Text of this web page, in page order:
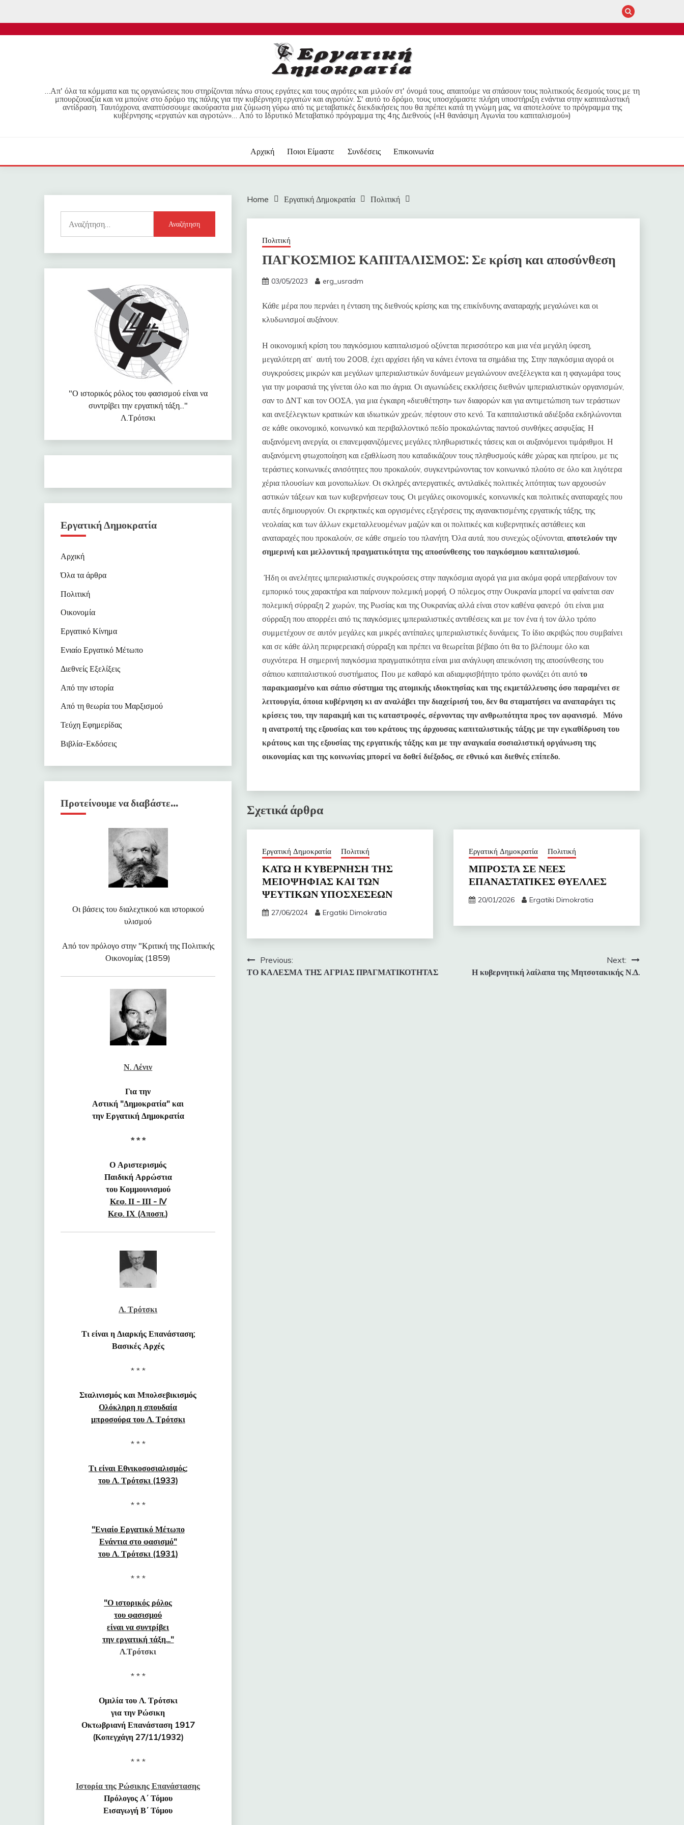
…Απ' όλα τα κόμματα και τις οργανώσεις που στηρίζονται πάνω στους εργάτες και τους αγρότες και μιλούν στ' όνομά τους, απαιτούμε να σπάσουν τους πολιτικούς δεσμούς τους με τη
μπουρζουαζία και να μπούνε στο δρόμο της πάλης για την κυβέρνηση εργατών και αγροτών. Σ' αυτό το δρόμο, τους υποσχόμαστε πλήρη υποστήριξη ενάντια στην καπιταλιστική
αντίδραση. Ταυτόχρονα, αναπτύσσουμε ακούραστα μια ζύμωση γύρω από τις μεταβατικές διεκδικήσεις που θα πρέπει κατά τη γνώμη μας, να αποτελούνε το πρόγραμμα της
κυβέρνησης «εργατών και αγροτών»… Από το Ιδρυτικό Μεταβατικό πρόγραμμα της 4ης Διεθνούς («Η θανάσιμη Αγωνία του καπιταλισμού»)
Αρχική Ποιοι Είμαστε Συνδέσεις Επικοινωνία
Home Εργατική Δημοκρατία Πολιτική
Πολιτική
ΠΑΓΚΟΣΜΙΟΣ ΚΑΠΙΤΑΛΙΣΜΟΣ: Σε κρίση και αποσύνθεση
03/05/2023 erg_usradm
Κάθε μέρα που περνάει η ένταση της διεθνούς κρίσης και της επικίνδυνης αναταραχής μεγαλώνει και οι
κλυδωνισμοί αυξάνουν.
Η οικονομική κρίση του παγκόσμιου καπιταλισμού οξύνεται περισσότερο και μια νέα μεγάλη ύφεση,
μεγαλύτερη απ’ αυτή του 2008, έχει αρχίσει ήδη να κάνει έντονα τα σημάδια της. Στην παγκόσμια αγορά οι
συγκρούσεις μικρών και μεγάλων ιμπεριαλιστικών δυνάμεων μεγαλώνουν ανεξέλεγκτα και η φαγωμάρα τους
για την μοιρασιά της γίνεται όλο και πιο άγρια. Οι αγωνιώδεις εκκλήσεις διεθνών ιμπεριαλιστικών οργανισμών,
σαν το ΔΝΤ και τον ΟΟΣΑ, για μια έγκαιρη «διευθέτηση» των διαφορών και για αντιμετώπιση των τεράστιων
και ανεξέλεγκτων κρατικών και ιδιωτικών χρεών, πέφτουν στο κενό. Τα καπιταλιστικά αδιέξοδα εκδηλώνονται
σε κάθε οικονομικό, κοινωνικό και περιβαλλοντικό πεδίο προκαλώντας παντού συνθήκες ασφυξίας. Η
αυξανόμενη ανεργία, οι επανεμφανιζόμενες μεγάλες πληθωριστικές τάσεις και οι αυξανόμενοι τιμάριθμοι. Η
αυξανόμενη φτωχοποίηση και εξαθλίωση που καταδικάζουν τους πληθυσμούς κάθε χώρας και ηπείρου, με τις
τεράστιες κοινωνικές ανισότητες που προκαλούν, συγκεντρώνοντας τον κοινωνικό πλούτο σε όλο και λιγότερα
χέρια πλουσίων και μονοπωλίων. Οι σκληρές αντεργατικές, αντιλαϊκές πολιτικές λιτότητας των αρχουσών
αστικών τάξεων και των κυβερνήσεων τους. Οι μεγάλες οικονομικές, κοινωνικές και πολιτικές αναταραχές που
αυτές δημιουργούν. Οι εκρηκτικές και οργισμένες εξεγέρσεις της αγανακτισμένης εργατικής τάξης, της
νεολαίας και των άλλων εκμεταλλευομένων μαζών και οι πολιτικές και κυβερνητικές αστάθειες και
αναταραχές που προκαλούν, σε κάθε σημείο του πλανήτη. Όλα αυτά, που συνεχώς οξύνονται,αποτελούν την
σημερινή και μελλοντική πραγματικότητα της αποσύνθεσης του παγκόσμιου καπιταλισμού.
Ήδη οι ανελέητες ιμπεριαλιστικές συγκρούσεις στην παγκόσμια αγορά για μια ακόμα φορά υπερβαίνουν τον
εμπορικό τους χαρακτήρα και παίρνουν πολεμική μορφή. Ο πόλεμος στην Ουκρανία μπορεί να φαίνεται σαν
πολεμική σύρραξη 2 χωρών, της Ρωσίας και της Ουκρανίας αλλά είναι στον καθένα φανερό ότι είναι μια
σύρραξη που απορρέει από τις παγκόσμιες ιμπεριαλιστικές αντιθέσεις και με τον ένα ή τον άλλο τρόπο
συμμετέχουν σε αυτόν μεγάλες και μικρές αντίπαλες ιμπεριαλιστικές δυνάμεις. Το ίδιο ακριβώς που συμβαίνει
και σε κάθε άλλη περιφερειακή σύρραξη και πρέπει να θεωρείται βέβαιο ότι θα το βλέπουμε όλο και
συχνότερα. Η σημερινή παγκόσμια πραγματικότητα είναι μια ανάγλυφη απεικόνιση της αποσύνθεσης του
σάπιου καπιταλιστικού συστήματος. Που με καθαρό και αδιαμφισβήτητο τρόπο φωνάζει ότι αυτότο
παρακμασμένο και σάπιο σύστημα της ατομικής ιδιοκτησίας και της εκμετάλλευσης όσο παραμένει σε
λειτουργία, όποια κυβέρνηση κι αν αναλάβει την διαχείρισή του, δεν θα σταματήσει να αναπαράγει τις
κρίσεις του, την παρακμή και τις καταστροφές, σέρνοντας την ανθρωπότητα προς τον αφανισμό. Μόνο
η ανατροπή της εξουσίας και του κράτους της άρχουσας καπιταλιστικής τάξης με την εγκαθίδρυση του
κράτους και της εξουσίας της εργατικής τάξης και με την αναγκαία σοσιαλιστική οργάνωση της
οικονομίας και της κοινωνίας μπορεί να δοθεί διέξοδος, σε εθνικό και διεθνές επίπεδο.
Σχετικά άρθρα
Εργατική Δημοκρατία Πολιτική
ΜΠΡΟΣΤΑ ΣΕ ΝΕΕΣ
ΕΠΑΝΑΣΤΑΤΙΚΕΣ ΘΥΕΛΛΕΣ
20/01/2026 Ergatiki Dimokratia
Εργατική Δημοκρατία Πολιτική
ΚΑΤΩ Η ΚΥΒΕΡΝΗΣΗ ΤΗΣ
ΜΕΙΟΨΗΦΙΑΣΚΑΙ ΤΩΝ
ΨΕΥΤΙΚΩΝ ΥΠΟΣΧΕΣΕΩΝ
27/06/2024 Ergatiki Dimokratia
Πλοήγηση
άρθρων
Previous:
ΤΟ ΚΑΛΕΣΜΑ ΤΗΣ ΑΓΡΙΑΣ ΠΡΑΓΜΑΤΙΚΟΤΗΤΑΣ
Next:
Η κυβερνητική λαίλαπα της Μητσοτακικής Ν.Δ.
για:
"Ο ιστορικός ρόλος του φασισμού είναι να
συντρίβει την εργατική τάξη..."
Λ.Τρότσκι
Εργατική Δημοκρατία
Αρχική
Όλα τα άρθρα
Πολιτική
Οικονομία
Εργατικό Κίνημα
Ενιαίο Εργατικό Μέτωπο
Διεθνείς Εξελίξεις
Από την ιστορία
Από τη θεωρία του Μαρξισμού
Τεύχη Εφημερίδας
Βιβλία-Εκδόσεις
Προτείνουμε να διαβάστε…
Οι βάσεις του διαλεχτικού και ιστορικού
υλισμού
Από τον πρόλογο στην "Κριτική της Πολιτικής
Οικονομίας (1859)
Ν. Λένιν
Για την
Αστική "Δημοκρατία" και
την Εργατική Δημοκρατία
* * *
Ο Αριστερισμός
Παιδική Αρρώστια
του Κομμουνισμού
Κεφ. ΙΙ - ΙΙΙ - IV
Κεφ. ΙΧ (Αποσπ.)
Λ. Τρότσκι
Τι είναι η Διαρκής Επανάσταση;
Βασικές Αρχές
* * *
Σταλινισμός και Μπολσεβικισμός
Ολόκληρη η σπουδαία
μπροσούρα του Λ. Τρότσκι
* * *
Τι είναι Εθνικοσοσιαλισμός;
του Λ. Τρότσκι (1933)
* * *
"Ενιαίο Εργατικό Μέτωπο
Ενάντια στο φασισμό"
του Λ. Τρότσκι (1931)
* * *
"Ο ιστορικός ρόλος
του φασισμού
είναι να συντρίβει
την εργατική τάξη..."
Λ.Τρότσκι
* * *
Ομιλία του Λ. Τρότσκι
για την Ρώσικη
Οκτωβριανή Επανάσταση 1917
(Κοπεγχάγη 27/11/1932)
* * *
Ιστορία της Ρώσικης Επανάστασης
Πρόλογος Α΄ Τόμου
Εισαγωγή Β΄ Τόμου